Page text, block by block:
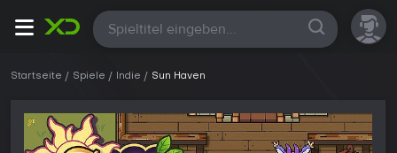
Alle
Startseite Spiele Indie Sun Haven